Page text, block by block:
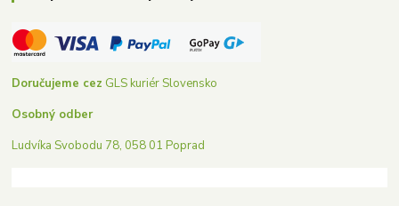
Doručujeme cez GLS kuriér Slovensko
Osobný odber
Ludvíka Svobodu 78, 058 01 Poprad